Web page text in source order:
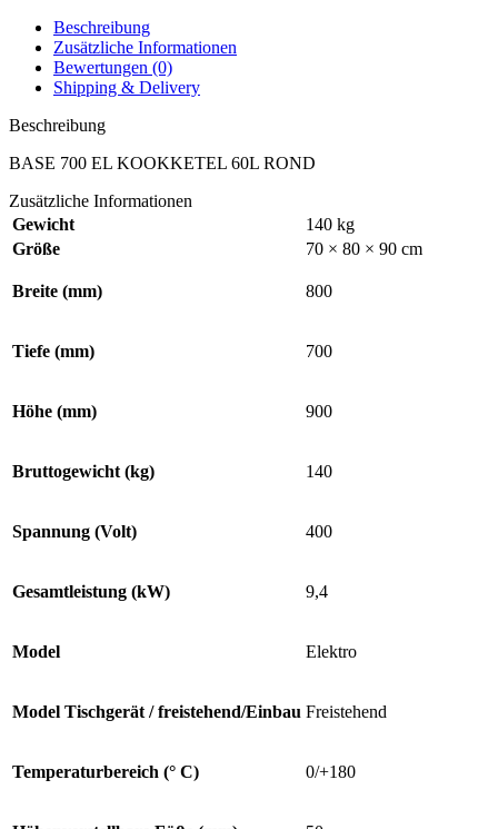
Beschreibung
Zusätzliche Informationen
Bewertungen (0)
Shipping & Delivery
Beschreibung
BASE 700 EL KOOKKETEL 60L ROND
Zusätzliche Informationen
Gewicht
140 kg
Größe
70 × 80 × 90 cm
Breite (mm) 800
Tiefe (mm) 700
Höhe (mm) 900
Bruttogewicht (kg) 140
Spannung (Volt) 400
Gesamtleistung (kW) 9,4
Model Elektro
Model Tischgerät / freistehend/Einbau Freistehend
Temperaturbereich (° C) 0/+180